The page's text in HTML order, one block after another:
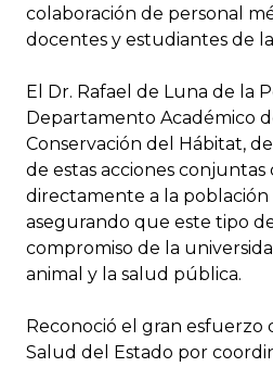
colaboración de personal
docentes y estudiantes de la
El Dr. Rafael de Luna de la
Departamento Académico
Conservación del Hábitat,
de estas acciones
directamente a la población
asegurando que este tipo
compromiso de la
animal y la salud pública.
Reconoció el gran esfuerzo
Salud del Estado por